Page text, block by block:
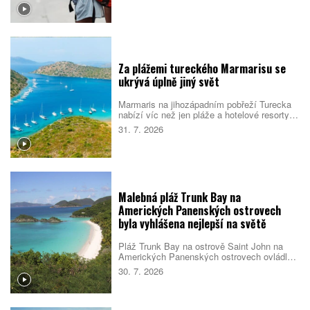
Za plážemi tureckého Marmarisu se
ukrývá úplně jiný svět
Marmaris na jihozápadním pobřeží Turecka
nabízí víc než jen pláže a hotelové resorty.
Město obklopují borové lesy, zátoky s
průzračnou vodou i pozůstatky dávných
31. 7. 2026
Malebná pláž Trunk Bay na
Amerických Panenských ostrovech
byla vyhlášena nejlepší na světě
Pláž Trunk Bay na ostrově Saint John na
Amerických Panenských ostrovech ovládla
žebříček nejlepších pláží světa pro rok 2026.
Rozhodla kombinace bílého písku, průzračné
30. 7. 2026